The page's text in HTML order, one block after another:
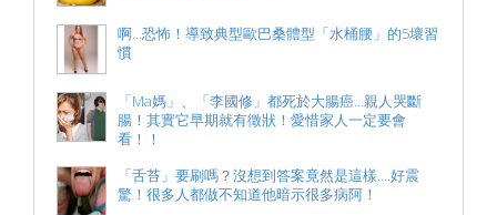
啊…恐怖！導致典型歐巴桑體型「水桶腰」的5壞習
慣
「Ma媽」、「李國修」都死於大腸癌…親人哭斷
腸！其實它早期就有徵狀！愛惜家人一定要會
看！！
「舌苔」要刷嗎？沒想到答案竟然是這樣....好震
驚！很多人都做不知道他暗示很多病阿！